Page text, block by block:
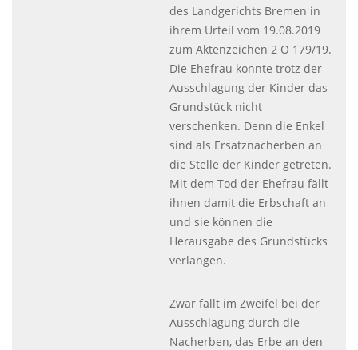
des Landgerichts Bremen in
ihrem Urteil vom 19.08.2019
zum Aktenzeichen 2 O 179/19.
Die Ehefrau konnte trotz der
Ausschlagung der Kinder das
Grundstück nicht
verschenken. Denn die Enkel
sind als Ersatznacherben an
die Stelle der Kinder getreten.
Mit dem Tod der Ehefrau fällt
ihnen damit die Erbschaft an
und sie können die
Herausgabe des Grundstücks
verlangen.
Zwar fällt im Zweifel bei der
Ausschlagung durch die
Nacherben, das Erbe an den